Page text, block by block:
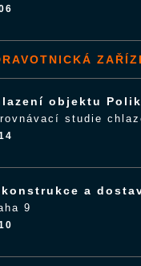
objektu
studie
a
9